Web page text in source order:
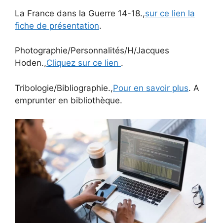
La France dans la Guerre 14-18.,sur ce lien la
fiche de présentation.
Photographie/Personnalités/H/Jacques
Hoden.,Cliquez sur ce lien .
Tribologie/Bibliographie.,Pour en savoir plus. A
emprunter en bibliothèque.